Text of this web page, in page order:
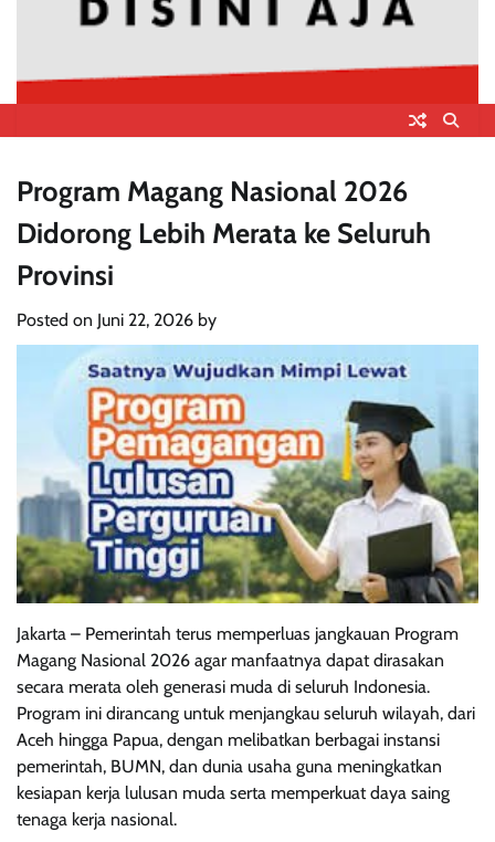
Program Magang Nasional 2026
Didorong Lebih Merata ke Seluruh
Provinsi
Posted on Juni 22, 2026 by
Jakarta – Pemerintah terus memperluas jangkauan Program
Magang Nasional 2026 agar manfaatnya dapat dirasakan
secara merata oleh generasi muda di seluruh Indonesia.
Program ini dirancang untuk menjangkau seluruh wilayah, dari
Aceh hingga Papua, dengan melibatkan berbagai instansi
pemerintah, BUMN, dan dunia usaha guna meningkatkan
kesiapan kerja lulusan muda serta memperkuat daya saing
tenaga kerja nasional.